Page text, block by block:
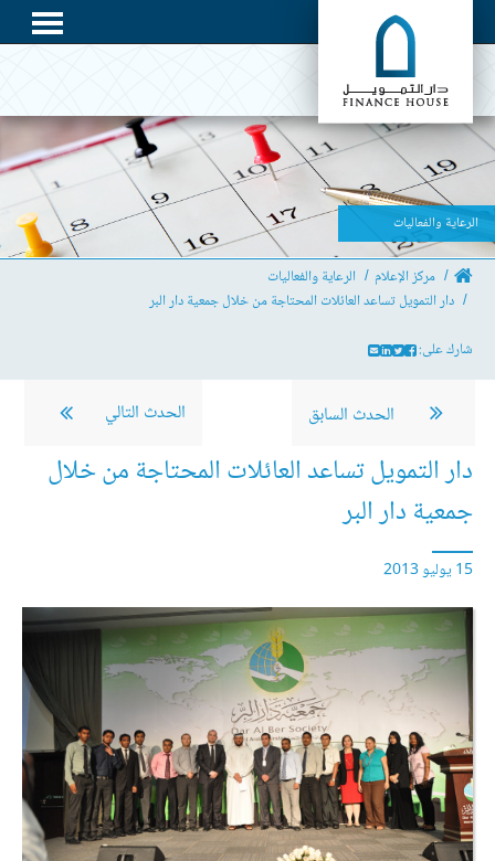
الرعاية والفعاليات
مركز الإعلام
الرعاية والفعاليات
دار التمويل تساعد العائلات المحتاجة من خلال جمعية دار البر
شارك على:
الحدث السابق الحدث التالي
دار التمويل تساعد العائلات المحتاجة من خلال
جمعية دار البر
15 يوليو 2013